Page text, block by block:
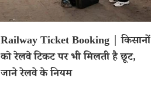
Railway Ticket Booking | किसानों
को रेलवे टिकट पर भी मिलती है छूट,
जाने रेलवे के नियम